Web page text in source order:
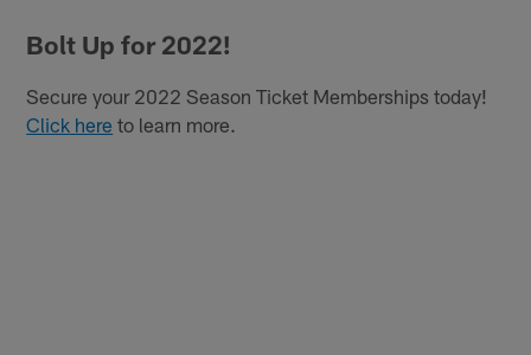
Bolt Up for 2022!
Secure your 2022 Season Ticket Memberships today!
Click here to learn more.